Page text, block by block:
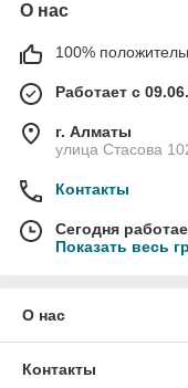
О нас
100%
Работает с
г. Алматы
улица Стасова
Контакты
Сегодня
Показать весь
О нас
Контакты